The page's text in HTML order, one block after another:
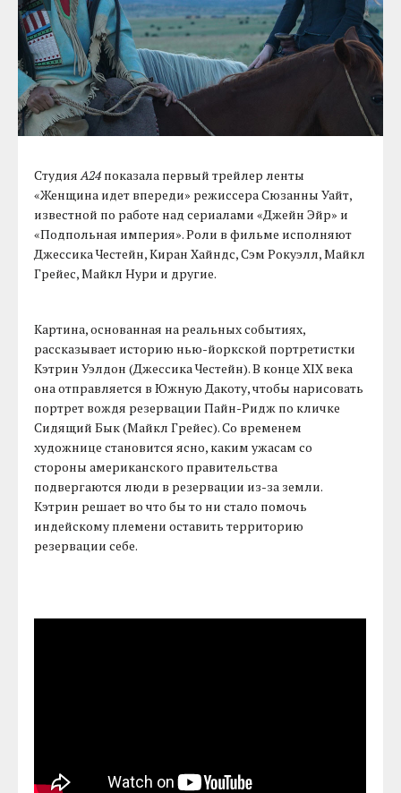
СтудияA24показала первый трейлер ленты
«Женщина идет впереди» режиссера Сюзанны Уайт,
известной по работе над сериалами «Джейн Эйр» и
«Подпольная империя». Роли в фильме исполняют
Джессика Честейн, Киран Хайндс, Сэм Рокуэлл, Майкл
Грейес, Майкл Нури и другие.
Картина, основанная на реальных событиях,
рассказывает историю нью-йоркской портретистки
Кэтрин Уэлдон (Джессика Честейн). В конце XIX века
она отправляется в Южную Дакоту, чтобы нарисовать
портрет вождя резервации Пайн-Ридж по кличке
Сидящий Бык (Майкл Грейес). Со временем
художнице становится ясно, каким ужасам со
стороны американского правительства
подвергаются люди в резервации из-за земли.
Кэтрин решает во что бы то ни стало помочь
индейскому племени оставить территорию
резервации себе.